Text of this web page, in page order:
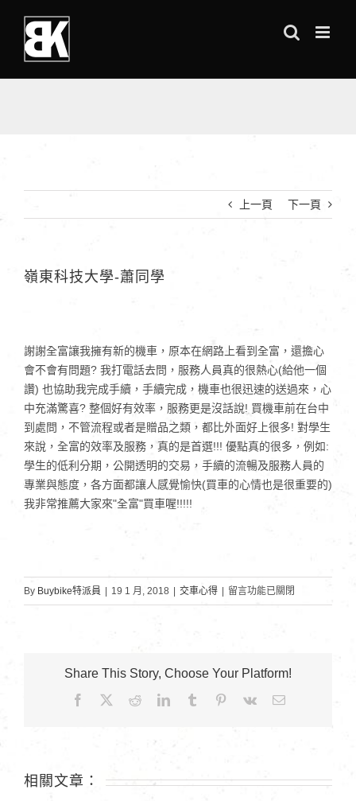
content
上一頁 下一頁
嶺東科技大學-蕭同學
謝謝全富讓我擁有新的機車，原本在網路上看到全富，還擔心
會不會有問題? 我打電話去問，服務人員真的很熱心(給他一個
讚) 也協助我完成手續，手續完成，機車也很迅速的送過來，心
中充滿驚喜? 整個好有效率，服務更是沒話說! 買機車前在台中
到處問，不管流程或者是贈品之類，都比外面好上很多! 對學生
來說，全富的效率及服務，真的是首選!!! 優點真的很多，例如:
學生的低利分期，公開透明的交易，手續的流暢及服務人員的
專業與態度，各方面都讓人感覺愉快(買車的心情也是很重要的)
我非常推薦大家來"全富"買車喔!!!!!
By Buybike特派員 19 1 月, 2018 交車心得
在
中
留言功能已關閉
Share This Story, Choose Your Platform!
Facebook RedditLinkedInTumblr Pinterest
Vk Email:
相關文章：